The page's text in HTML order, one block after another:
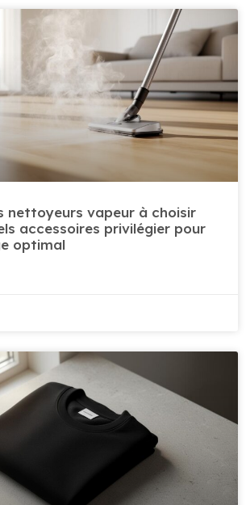
nettoyeurs vapeur à choisir
accessoires privilégier pour
optimal